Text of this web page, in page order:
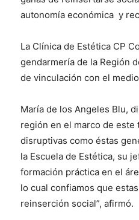
autonomía económica y
La Clínica de Estética CP
gendarmería de la Región
de vinculación con el
María de los Angeles Blu,
región en el marco de este
disruptivas como éstas
la Escuela de Estética, su
formación práctica en el
lo cual confiamos que
reinserción social”, afirmó.